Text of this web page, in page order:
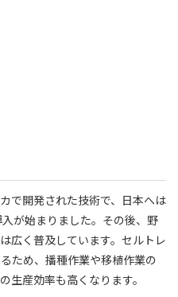
で開発された技術で、日本へは
が始まりました。その後、野
広く普及しています。セルトレ
ため、播種作業や移植作業の
生産効率も高くなります。